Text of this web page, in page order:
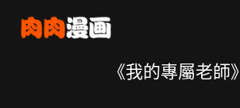
《我的專屬老師》